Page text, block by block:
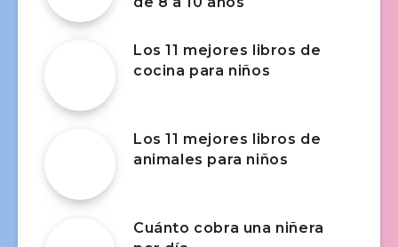
Los 11 mejores libros de
cocina para niños
Los 11 mejores libros de
animales para niños
Cuánto cobra una niñera